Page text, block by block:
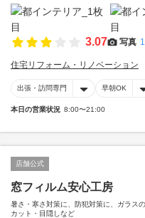
3.07 写真
住宅リフォーム・リノベーション
出張・訪問専門 早朝OK
本日の営業状況 8:00〜21:00
店舗公式
窓フィルム安心工房
暑さ・寒さ対策に、防犯対策に、ガラス
カット・目隠しなど